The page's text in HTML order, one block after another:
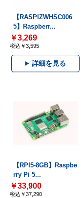
【RASPIZWHSC006
5】Raspberr...
￥3,269
税込￥3,595
詳細を見る
【RPI5-8GB】Raspbe
rry Pi 5...
￥33,900
税込￥37,290